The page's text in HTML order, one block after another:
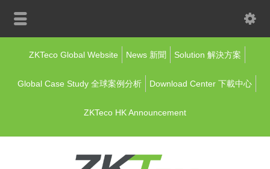
ZKTeco Global Website News 新聞 Solution 解決方案
Global Case Study 全球案例分析 Download Center 下載中心
ZKTeco HK Announcement